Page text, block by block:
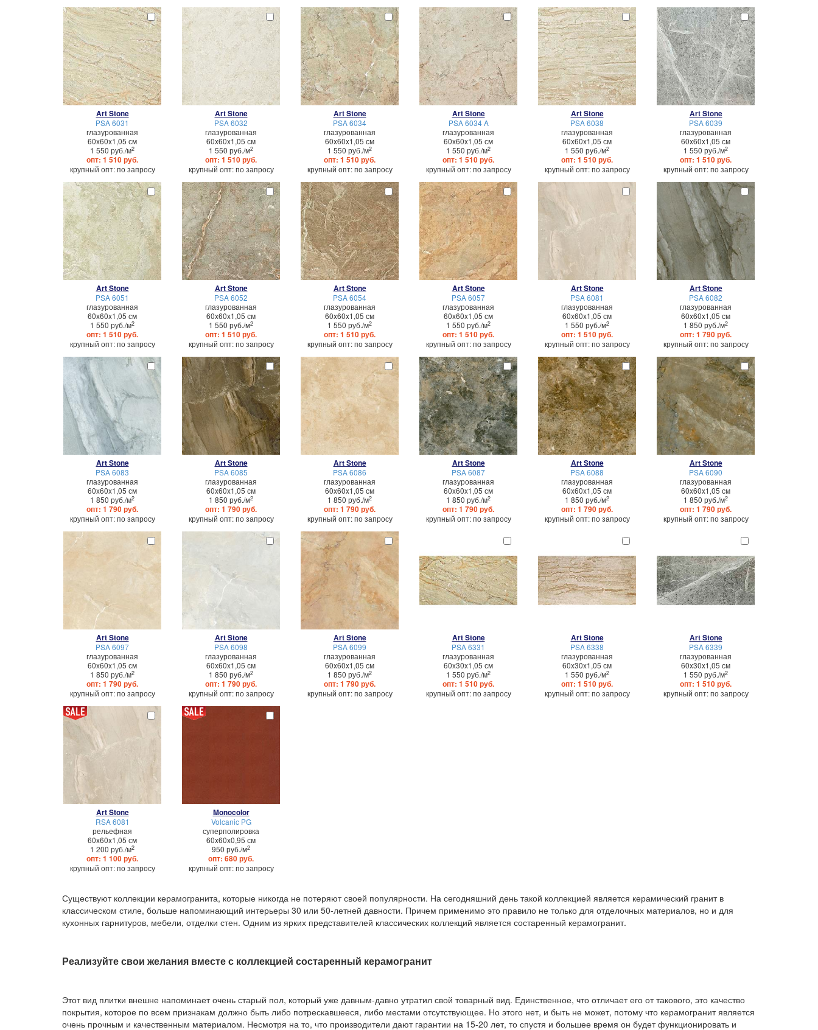
Art Stone
PSA 6031
глазурованная
60x60x1,05 см
1 550 руб./м2
опт: 1 510 руб.
крупный опт: по запросу
Art Stone
PSA 6032
глазурованная
60x60x1,05 см
1 550 руб./м2
опт: 1 510 руб.
крупный опт: по запросу
Art Stone
PSA 6034
глазурованная
60x60x1,05 см
1 550 руб./м2
опт: 1 510 руб.
крупный опт: по запросу
Art Stone
PSA 6034 A
глазурованная
60x60x1,05 см
1 550 руб./м2
опт: 1 510 руб.
крупный опт: по запросу
Art Stone
PSA 6038
глазурованная
60x60x1,05 см
1 550 руб./м2
опт: 1 510 руб.
крупный опт: по запросу
Art Stone
PSA 6039
глазурованная
60x60x1,05 см
1 550 руб./м2
опт: 1 510 руб.
крупный опт: по запросу
Art Stone
PSA 6051
глазурованная
60x60x1,05 см
1 550 руб./м2
опт: 1 510 руб.
крупный опт: по запросу
Art Stone
PSA 6052
глазурованная
60x60x1,05 см
1 550 руб./м2
опт: 1 510 руб.
крупный опт: по запросу
Art Stone
PSA 6054
глазурованная
60x60x1,05 см
1 550 руб./м2
опт: 1 510 руб.
крупный опт: по запросу
Art Stone
PSA 6057
глазурованная
60x60x1,05 см
1 550 руб./м2
опт: 1 510 руб.
крупный опт: по запросу
Art Stone
PSA 6081
глазурованная
60x60x1,05 см
1 550 руб./м2
опт: 1 510 руб.
крупный опт: по запросу
Art Stone
PSA 6082
глазурованная
60x60x1,05 см
1 850 руб./м2
опт: 1 790 руб.
крупный опт: по запросу
Art Stone
PSA 6083
глазурованная
60x60x1,05 см
1 850 руб./м2
опт: 1 790 руб.
крупный опт: по запросу
Art Stone
PSA 6085
глазурованная
60x60x1,05 см
1 850 руб./м2
опт: 1 790 руб.
крупный опт: по запросу
Art Stone
PSA 6086
глазурованная
60x60x1,05 см
1 850 руб./м2
опт: 1 790 руб.
крупный опт: по запросу
Art Stone
PSA 6087
глазурованная
60x60x1,05 см
1 850 руб./м2
опт: 1 790 руб.
крупный опт: по запросу
Art Stone
PSA 6088
глазурованная
60x60x1,05 см
1 850 руб./м2
опт: 1 790 руб.
крупный опт: по запросу
Art Stone
PSA 6090
глазурованная
60x60x1,05 см
1 850 руб./м2
опт: 1 790 руб.
крупный опт: по запросу
Art Stone
PSA 6097
глазурованная
60x60x1,05 см
1 850 руб./м2
опт: 1 790 руб.
крупный опт: по запросу
Art Stone
PSA 6098
глазурованная
60x60x1,05 см
1 850 руб./м2
опт: 1 790 руб.
крупный опт: по запросу
Art Stone
PSA 6099
глазурованная
60x60x1,05 см
1 850 руб./м2
опт: 1 790 руб.
крупный опт: по запросу
Art Stone
PSA 6331
глазурованная
60x30x1,05 см
1 550 руб./м2
опт: 1 510 руб.
крупный опт: по запросу
Art Stone
PSA 6338
глазурованная
60x30x1,05 см
1 550 руб./м2
опт: 1 510 руб.
крупный опт: по запросу
Art Stone
PSA 6339
глазурованная
60x30x1,05 см
1 550 руб./м2
опт: 1 510 руб.
крупный опт: по запросу
Art Stone
RSA 6081
рельефная
60x60x1,05 см
1 200 руб./м2
опт: 1 100 руб.
крупный опт: по запросу
Monocolor
Volcanic PG
суперполировка
60x60x0,95 см
950 руб./м2
опт: 680 руб.
крупный опт: по запросу
Существуют коллекции керамогранита, которые никогда не потеряют своей популярности. На сегодняшний день такой коллекцией является керамический гранит в
классическом стиле, больше напоминающий интерьеры 30 или 50-летней давности. Причем применимо это правило не только для отделочных материалов, но и для
кухонных гарнитуров, мебели, отделки стен. Одним из ярких представителей классических коллекций является состаренный керамогранит.
Реализуйте свои желания вместе с коллекцией состаренный керамогранит
Этот вид плитки внешне напоминает очень старый пол, который уже давным-давно утратил свой товарный вид. Единственное, что отличает его от такового, это качество
покрытия, которое по всем признакам должно быть либо потрескавшееся, либо местами отсутствующее. Но этого нет, и быть не может, потому что керамогранит является
очень прочным и качественным материалом. Несмотря на то, что производители дают гарантии на 15-20 лет, то спустя и большее время он будет функционировать и